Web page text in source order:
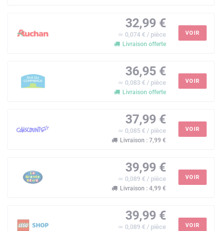
32,99 €
≃ 0,074 € / pièce
Livraison offerte
VOIR
36,95 €
≃ 0,083 € / pièce
Livraison offerte
VOIR
37,99 €
≃ 0,085 € / pièce
Livraison : 7,99 €
VOIR
39,99 €
≃ 0,089 € / pièce
Livraison : 4,99 €
VOIR
39,99 €
≃ 0,089 € / pièce VOIR